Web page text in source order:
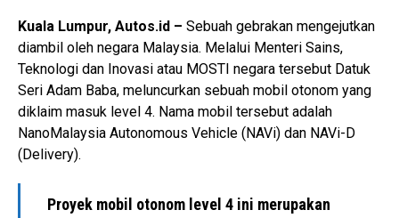
Kuala Lumpur, Autos.id – Sebuah gebrakan mengejutkan
diambil oleh negara Malaysia. Melalui Menteri Sains,
Teknologi dan Inovasi atau MOSTI negara tersebut Datuk
Seri Adam Baba, meluncurkan sebuah mobil otonom yang
diklaim masuk level 4. Nama mobil tersebut adalah
NanoMalaysia Autonomous Vehicle (NAVi) dan NAVi-D
(Delivery).
Proyek mobil otonom level 4 ini merupakan